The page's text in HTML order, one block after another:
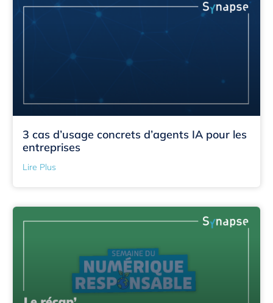
3 cas d’usage concrets d’agents IA pour les
entreprises
Lire Plus